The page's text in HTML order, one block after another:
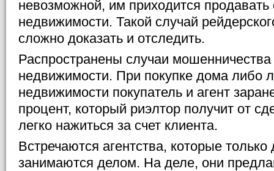
невозможной, им приходится продавать
недвижимости. Такой случай
сложно доказать и отследить.
Распространены случаи
недвижимости. При покупке дома либо
недвижимости покупатель и агент
процент, который риэлтор получит от
легко нажиться за счет клиента.
Встречаются агентства, которые
занимаются делом. На деле, они